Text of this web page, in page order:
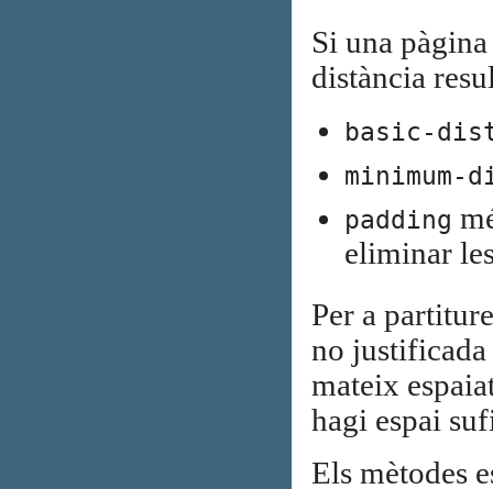
Si una
distància
basic-
minimum-
padding
eliminar
Per a
no justificada
mateix
hagi espai
Els mètodes